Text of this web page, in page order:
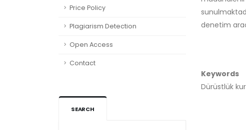
Price Policy
Plagiarism Detection
Open Access
Contact
SEARCH
denetim
Keywords
Dürüstlük